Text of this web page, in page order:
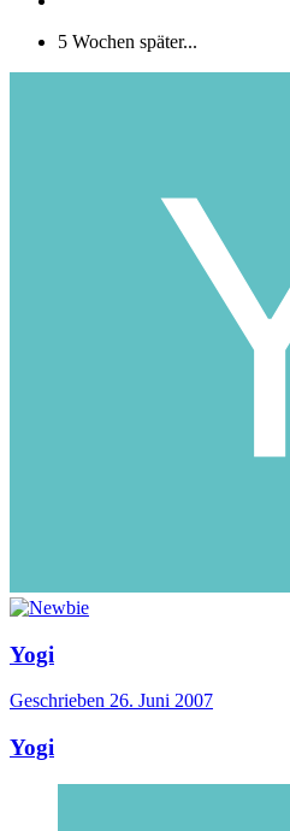
5 Wochen später...
Yogi
Geschrieben 26. Juni 2007
Yogi